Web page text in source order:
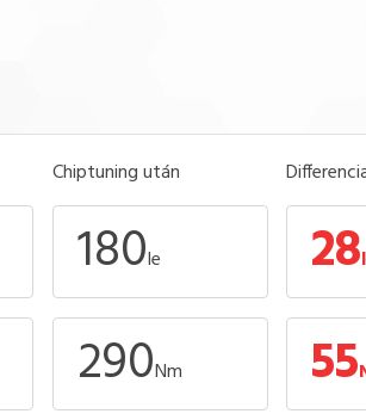
Chiptuning után
180le 28
290Nm 55